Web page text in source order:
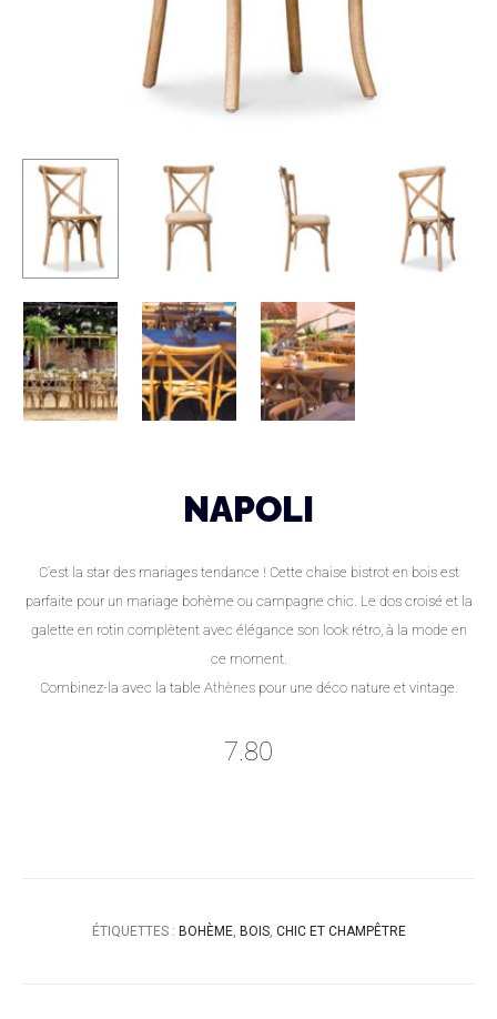
NAPOLI
C’est la star des mariages tendance ! Cette chaise bistrot en bois est
parfaite pour un mariage bohème ou campagne chic. Le dos croisé et la
galette en rotin complètent avec élégance son look rétro, à la mode en
ce moment.
Combinez-la avec la table Athènespour une déco nature et vintage.
7.80
ÉTIQUETTES : BOHÈME, BOIS, CHIC ET CHAMPÊTRE